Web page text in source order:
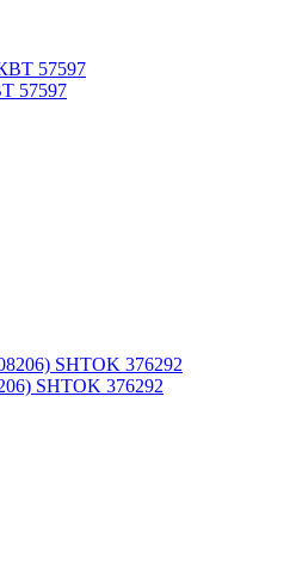
57597
SHTOK 376292